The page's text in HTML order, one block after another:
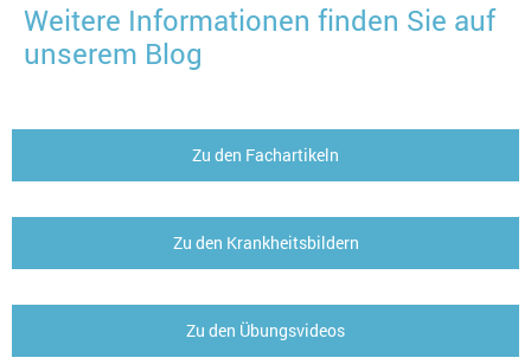
Weitere Informationen finden Sie auf
unserem Blog
Zu den Fachartikeln
Zu den Krankheitsbildern
Zu den Übungsvideos